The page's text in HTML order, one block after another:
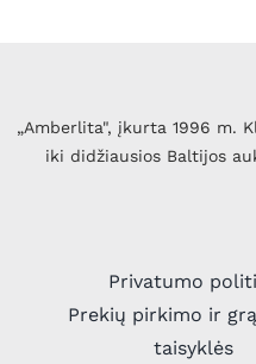
„Amberlita", įkurta 1996 m.
iki didžiausios Baltijos
Privatumo
Prekių pirkimo ir
taisyklės